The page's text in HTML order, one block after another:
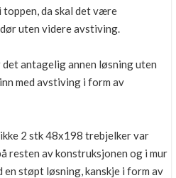
da skal det være
uten videre avstiving.
antagelig annen løsning uten
med avstiving i form av
2 stk 48x198 trebjelker var
resten av konstruksjonen og i mur
støpt løsning, kanskje i form av